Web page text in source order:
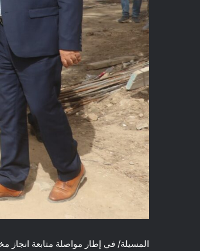
المسيلة/ في إطار مواصلة متابعة انجاز